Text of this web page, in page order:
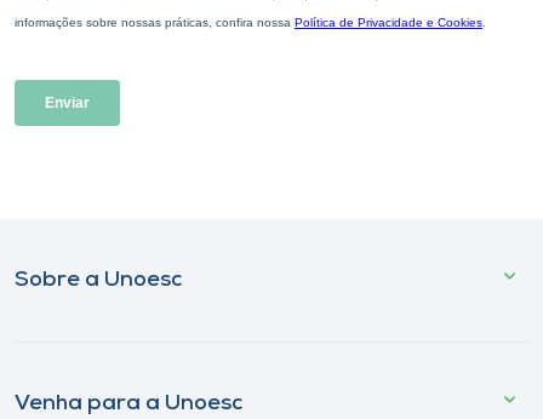
Sobre a Unoesc
Venha para a Unoesc